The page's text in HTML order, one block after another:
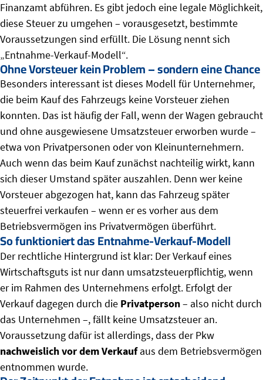
Finanzamt abführen. Es gibt jedoch eine legale Möglichkeit,
diese Steuer zu umgehen – vorausgesetzt, bestimmte
Voraussetzungen sind erfüllt. Die Lösung nennt sich
„Entnahme-Verkauf-Modell“.
Ohne Vorsteuer kein Problem – sondern eine Chance
Besonders interessant ist dieses Modell für Unternehmer,
die beim Kauf des Fahrzeugs keine Vorsteuer ziehen
konnten. Das ist häufig der Fall, wenn der Wagen gebraucht
und ohne ausgewiesene Umsatzsteuer erworben wurde –
etwa von Privatpersonen oder von Kleinunternehmern.
Auch wenn das beim Kauf zunächst nachteilig wirkt, kann
sich dieser Umstand später auszahlen. Denn wer keine
Vorsteuer abgezogen hat, kann das Fahrzeug später
steuerfrei verkaufen – wenn er es vorher aus dem
Betriebsvermögen ins Privatvermögen überführt.
So funktioniert das Entnahme-Verkauf-Modell
Der rechtliche Hintergrund ist klar: Der Verkauf eines
Wirtschaftsguts ist nur dann umsatzsteuerpflichtig, wenn
er im Rahmen des Unternehmens erfolgt. Erfolgt der
Verkauf dagegen durch die Privatperson– also nicht durch
das Unternehmen –, fällt keine Umsatzsteuer an.
Voraussetzung dafür ist allerdings, dass der Pkw
nachweislich vor dem Verkaufaus dem Betriebsvermögen
entnommen wurde.